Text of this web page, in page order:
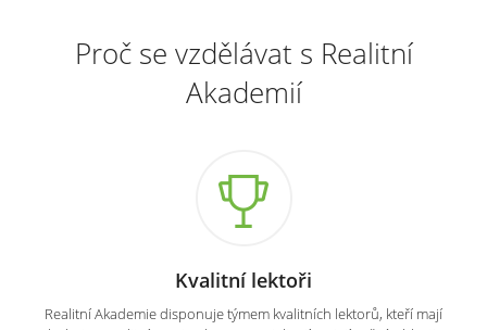
Proč se vzdělávat s Realitní
Akademií
Kvalitní lektoři
Realitní Akademie disponuje týmem kvalitních lektorů, kteří mají